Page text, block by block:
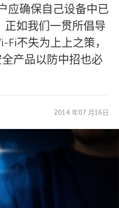
应确保自己设备中已
正如我们一贯所倡导
不失为上上之策，
产品以防中招也必
2014 年07 月16日